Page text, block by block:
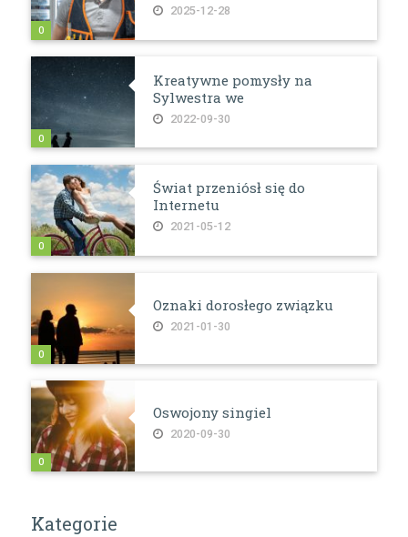
2025-12-28
0
Kreatywne pomysły na
Sylwestra we
2022-09-30
0
Świat przeniósł się do
Internetu
2021-05-12
0
Oznaki dorosłego związku
2021-01-30
0
Oswojony singiel
2020-09-30
0
Kategorie